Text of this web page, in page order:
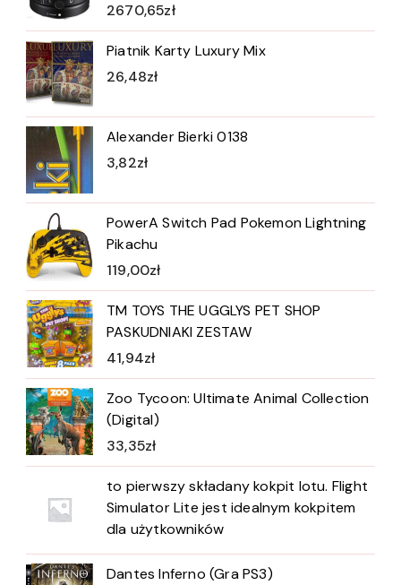
2670,65zł
Piatnik Karty Luxury Mix
26,48zł
Alexander Bierki 0138
3,82zł
PowerA Switch Pad Pokemon Lightning
Pikachu
119,00zł
TM TOYS THE UGGLYS PET SHOP
PASKUDNIAKI ZESTAW
41,94zł
Zoo Tycoon: Ultimate Animal Collection
(Digital)
33,35zł
to pierwszy składany kokpit lotu. Flight
Simulator Lite jest idealnym kokpitem
dla użytkowników
Dantes Inferno (Gra PS3)